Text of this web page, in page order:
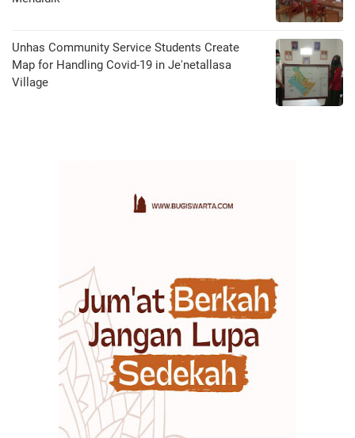
Unhas Community Service Students Create
Map for Handling Covid-19 in Je'netallasa
Village